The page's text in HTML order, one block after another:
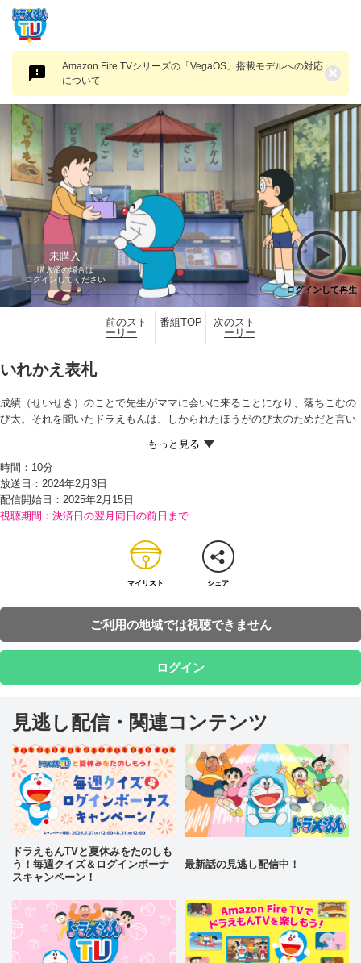
Amazon Fire TVシリーズの「VegaOS」搭載モデルへの対応
について
×
未購入
購入済の場合は
ログインしてください
ログインして再生
前のスト
ーリー
番組TOP
次のスト
ーリー
いれかえ表札
成績（せいせき）のことで先生がママに会いに来ることになり、落ちこむの
び太。それを聞いたドラえもんは、しかられたほうがのび太のためだと言い
その直後、のび太の部屋のまどから見える風景が一瞬（いっしゅん）にして
変わったため、のび太がまどから顔を出したところ、そこにはいつもと同じ
風景が広がっていた…。それと同時に、ドラえもんがさっきとは別の本を手
にもどってくる。
だが、ドラえもんはすぐにまた部屋を出ていくと、ポケットから出した『い
付ける。そして、なぜか「どら焼きください」と言いながら、家の中に入っ
ていく。それを見たのび太がおどろいていると、家の中がなぜかわがし屋さ
んになっていたからさらにビックリ！
ろ、家の中も元の野比家にもどっていて…!?
時間： 10分
放送日：2024年2月3日
配信開始日： 2025年2月15日
視聴期間：決済日の翌月同日の前日まで
マイリスト シェア
ご利用の地域では視聴できません
ログイン
見逃し配信・関連コンテンツ
ドラえもんTVと夏休みをたのしも
う！毎週クイズ＆ログインボーナ
スキャンペーン！
最新話の見逃し配信中！